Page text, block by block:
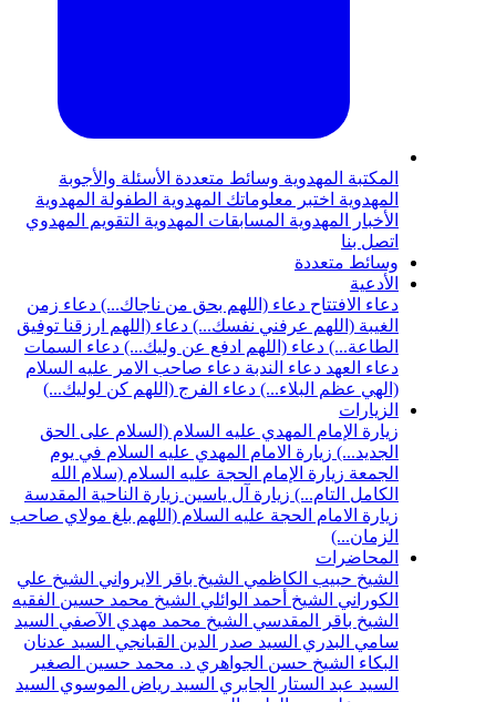
المكتبة المهدوية وسائط متعددة الأسئلة والأجوبة
المهدوية اختبر معلوماتك المهدوية الطفولة المهدوية
الأخبار المهدوية المسابقات المهدوية التقويم المهدوي
اتصل بنا
وسائط متعددة
الأدعية
دعاء الافتتاح دعاء (اللهم بحق من ناجاك...) دعاء زمن
الغيبة (اللهم عرفني نفسك...) دعاء (اللهم ارزقنا توفيق
الطاعة...) دعاء (اللهم ادفع عن وليك...) دعاء السمات
دعاء العهد دعاء الندبة دعاء صاحب الامر عليه السلام
(الهي عظم البلاء...) دعاء الفرج (اللهم كن لوليك...)
الزيارات
زيارة الإمام المهدي عليه السلام (السلام على الحق
الجديد...) زيارة الامام المهدي عليه السلام في يوم
الجمعة زيارة الإمام الحجة عليه السلام (سلام الله
الكامل التام...) زيارة آل ياسين زيارة الناحية المقدسة
زيارة الامام الحجة عليه السلام (اللهم بلغ مولاي صاحب
الزمان...)
المحاضرات
الشيخ حبيب الكاظمي الشيخ باقر الايرواني الشيخ علي
الكوراني الشيخ أحمد الوائلي الشيخ محمد حسين الفقيه
الشيخ باقر المقدسي الشيخ محمد مهدي الآصفي السيد
سامي البدري السيد صدر الدين القبانجي السيد عدنان
البكاء الشيخ حسن الجواهري د. محمد حسين الصغير
السيد عبد الستار الجابري السيد رياض الموسوي السيد